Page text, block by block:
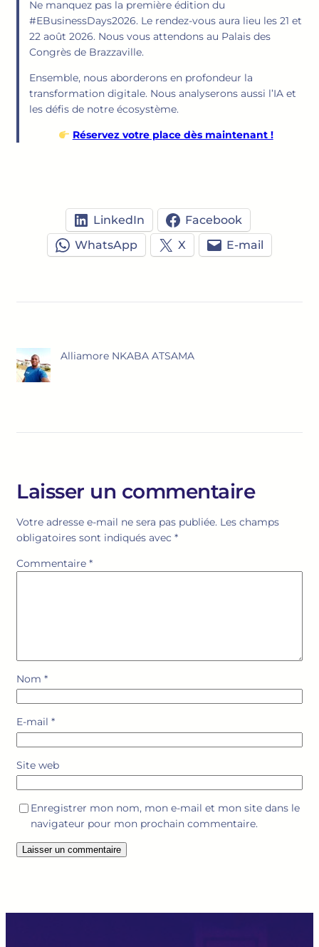
Ne manquez pas la première édition du
#EBusinessDays2026. Le rendez-vous aura lieu les 21 et
22 août 2026. Nous vous attendons au Palais des
Congrès de Brazzaville.
Ensemble, nous aborderons en profondeur la
transformation digitale. Nous analyserons aussi l’IA et
les défis de notre écosystème.
Réservez votre place dès maintenant !
LinkedIn
Facebook
WhatsApp
X E-mail
Alliamore NKABA ATSAMA
Laisser un commentaire
Votre adresse e-mail ne sera pas publiée. Les champs
obligatoires sont indiqués avec *
Commentaire *
Nom *
E-mail *
Site web
Enregistrer mon nom, mon e-mail et mon site dans le
navigateur pour mon prochain commentaire.